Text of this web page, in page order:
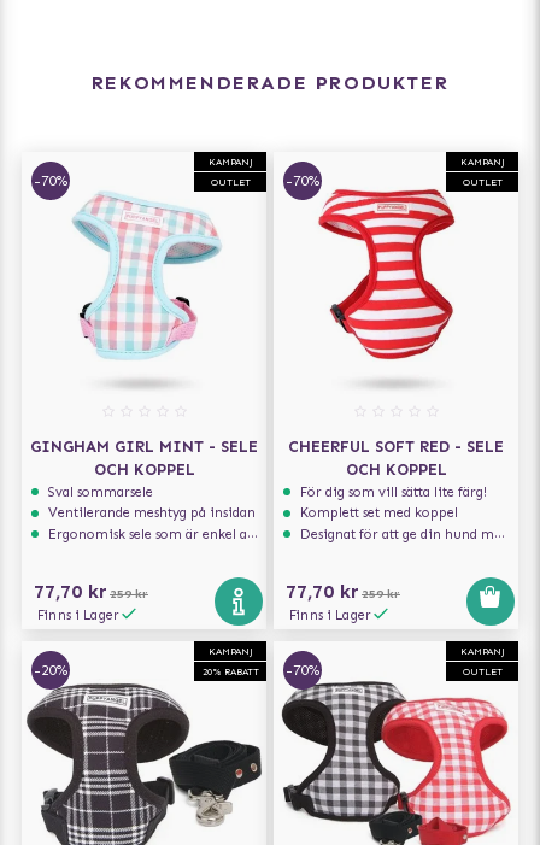
REKOMMENDERADE PRODUKTER
KAMPANJ
OUTLET
-70%
GINGHAM GIRL MINT - SELE
OCH KOPPEL
Sval sommarsele
Ventilerande meshtyg på insidan
Ergonomisk sele som är enkel att ta på och av
77,70 kr 259 kr
Finns i Lager
KAMPANJ
OUTLET
-70%
CHEERFUL SOFT RED - SELE
OCH KOPPEL
För dig som vill sätta lite färg!
Komplett set med koppel
Designat för att ge din hund maximal komfort
77,70 kr 259 kr
Finns i Lager
KAMPANJ
20% RABATT
-20%
KAMPANJ
OUTLET
-70%